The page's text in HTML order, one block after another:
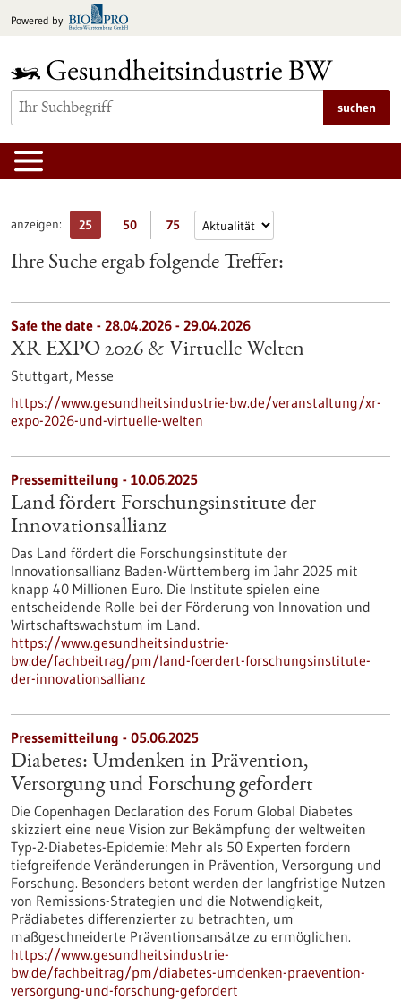
Inhalt
Powered by
suchen
anzeigen: 25 50 75
Ihre Suche ergab folgende Treffer:
Safe the date - 28.04.2026 - 29.04.2026
XR EXPO 2026 & Virtuelle Welten
Stuttgart, Messe
https://www.gesundheitsindustrie-bw.de/veranstaltung/xr-
expo-2026-und-virtuelle-welten
Pressemitteilung - 10.06.2025
Land fördert Forschungsinstitute der
Innovationsallianz
Das Land fördert die Forschungsinstitute der
Innovationsallianz Baden-Württemberg im Jahr 2025 mit
knapp 40 Millionen Euro. Die Institute spielen eine
entscheidende Rolle bei der Förderung von Innovation und
Wirtschaftswachstum im Land.
https://www.gesundheitsindustrie-
bw.de/fachbeitrag/pm/land-foerdert-forschungsinstitute-
der-innovationsallianz
Pressemitteilung - 05.06.2025
Diabetes: Umdenken in Prävention,
Versorgung und Forschung gefordert
Die Copenhagen Declaration des Forum Global Diabetes
skizziert eine neue Vision zur Bekämpfung der weltweiten
Typ-2-Diabetes-Epidemie: Mehr als 50 Experten fordern
tiefgreifende Veränderungen in Prävention, Versorgung und
Forschung. Besonders betont werden der langfristige Nutzen
von Remissions-Strategien und die Notwendigkeit,
Prädiabetes differenzierter zu betrachten, um
maßgeschneiderte Präventionsansätze zu ermöglichen.
https://www.gesundheitsindustrie-
bw.de/fachbeitrag/pm/diabetes-umdenken-praevention-
versorgung-und-forschung-gefordert